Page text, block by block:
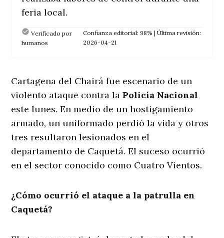
feria local.
Verificado por
humanos
Confianza editorial: 98% | Última revisión:
2026-04-21
Cartagena del Chairá fue escenario de un
violento ataque contra laPolicía Nacional
este lunes. En medio de un hostigamiento
armado, un uniformado perdió la vida y otros
tres resultaron lesionados en el
departamento de Caquetá. El suceso ocurrió
en el sector conocido como Cuatro Vientos.
¿Cómo ocurrió el ataque a la patrulla en
Caquetá?